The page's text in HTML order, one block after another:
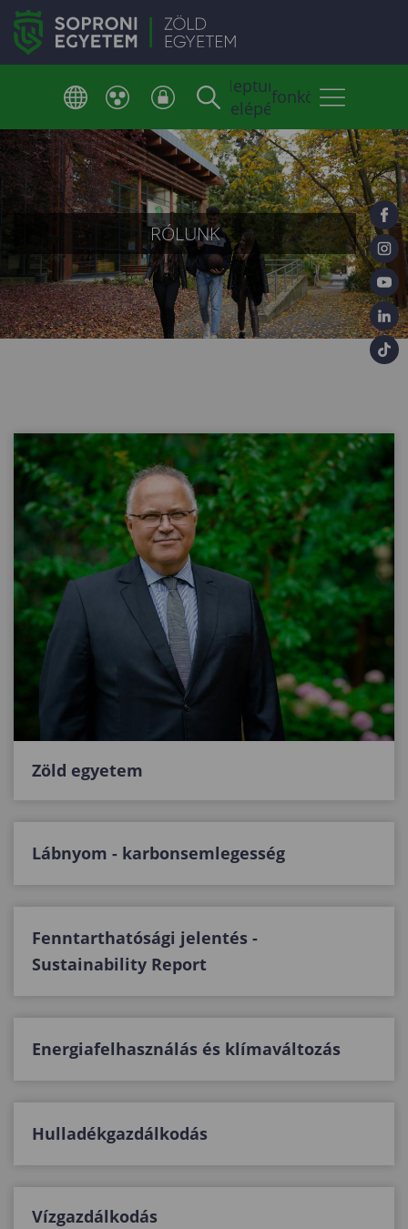
Neptun
belépés
Telefonkönyv
RÓLUNK
Zöld egyetem
Lábnyom - karbonsemlegesség
Fenntarthatósági jelentés -
Sustainability Report
Energiafelhasználás és klímaváltozás
Hulladékgazdálkodás
Vízgazdálkodás